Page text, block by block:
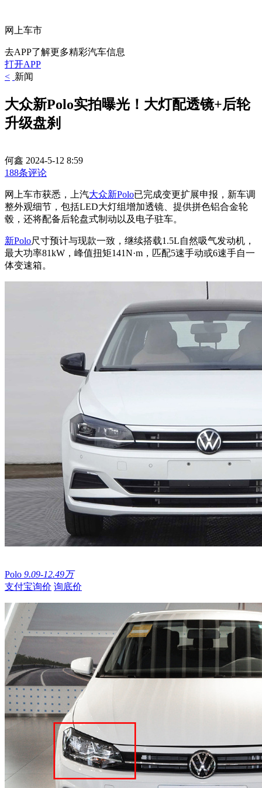
网上车市
去APP了解更多精彩汽车信息
打开APP
< 新闻
大众新Polo实拍曝光！大灯配透镜+后轮
升级盘刹
何鑫 2024-5-12 8:59
188条评论
网上车市获悉，上汽大众新Polo已完成变更扩展申报，新车调
整外观细节，包括LED大灯组增加透镜、提供拼色铝合金轮
毂，还将配备后轮盘式制动以及电子驻车。
新Polo尺寸预计与现款一致，继续搭载1.5L自然吸气发动机，
最大功率81kW，峰值扭矩141N·m，匹配5速手动或6速手自一
体变速箱。
Polo 9.09-12.49万
支付宝询价 询底价